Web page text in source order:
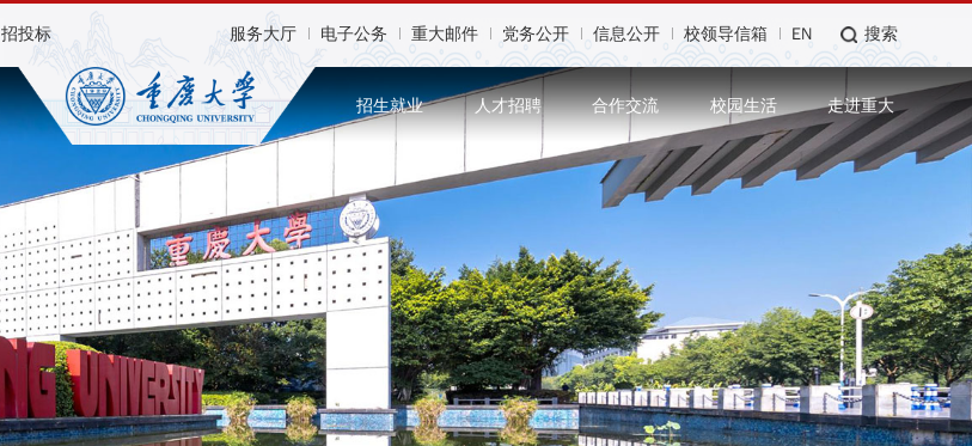
招投标 服务大厅 电子公务 重大邮件 党务公开 信息公开 校领导信箱 EN 搜索
招生就业 人才招聘 合作交流 校园生活 走进重大